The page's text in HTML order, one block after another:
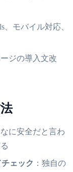
、モバイル対応、
ジの導入文改
なに安全だと言わ
ェック ：独自の